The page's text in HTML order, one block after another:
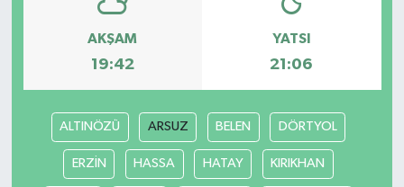
AKŞAM
19:42
YATSI
21:06
ALTINÖZÜ ARSUZ BELEN DÖRTYOL
ERZİN HASSA HATAY KIRIKHAN